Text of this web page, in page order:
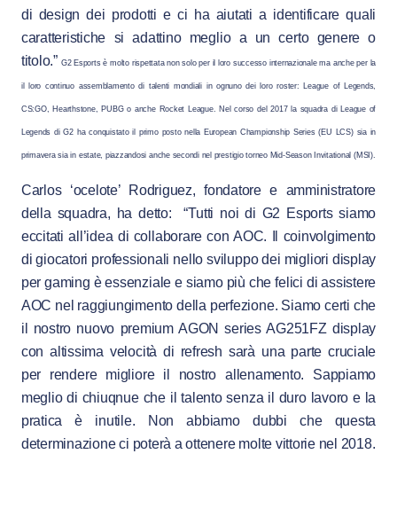
di design dei prodotti e ci ha aiutati a identificare quali
caratteristiche si adattino meglio a un certo genere o
titolo.” G2 Esports è molto rispettata non solo per il loro successo internazionale ma anche per la
il loro continuo assemblamento di talenti mondiali in ognuno dei loro roster: League of Legends,
CS:GO, Hearthstone, PUBG o anche Rocket League. Nel corso del 2017 la squadra di League of
Legends di G2 ha conquistato il primo posto nella European Championship Series (EU LCS) sia in
primavera sia in estate, piazzandosi anche secondi nel prestigio torneo Mid-Season Invitational (MSI).
Carlos ‘ocelote’ Rodriguez, fondatore e amministratore
della squadra, ha detto: “Tutti noi di G2 Esports siamo
eccitati all’idea di collaborare con AOC. Il coinvolgimento
di giocatori professionali nello sviluppo dei migliori display
per gaming è essenziale e siamo più che felici di assistere
AOC nel raggiungimento della perfezione. Siamo certi che
il nostro nuovo premium AGON series AG251FZ display
con altissima velocità di refresh sarà una parte cruciale
per rendere migliore il nostro allenamento. Sappiamo
meglio di chiuqnue che il talento senza il duro lavoro e la
pratica è inutile. Non abbiamo dubbi che questa
determinazione ci poterà a ottenere molte vittorie nel 2018.